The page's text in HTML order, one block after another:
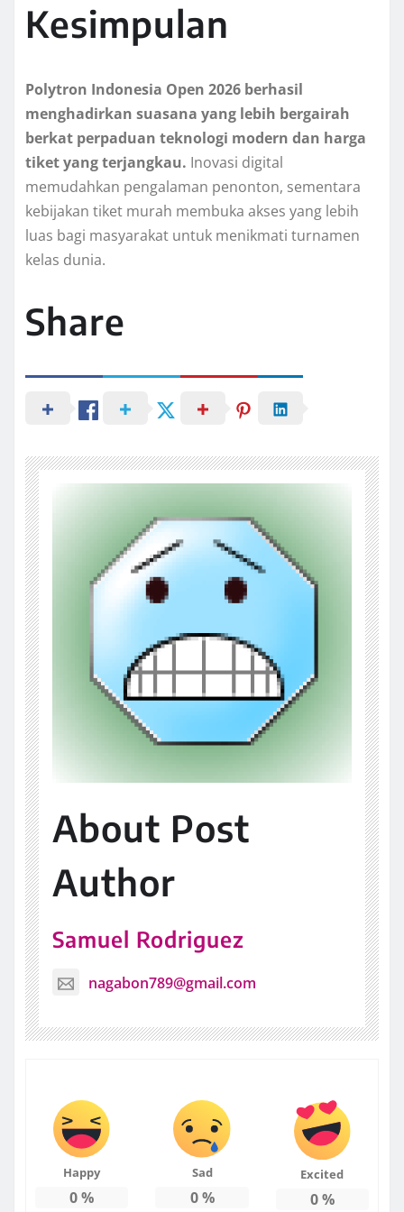
Kesimpulan
Polytron Indonesia Open 2026 berhasil
menghadirkan suasana yang lebih bergairah
berkat perpaduan teknologi modern dan harga
tiket yang terjangkau. Inovasi digital
memudahkan pengalaman penonton, sementara
kebijakan tiket murah membuka akses yang lebih
luas bagi masyarakat untuk menikmati turnamen
kelas dunia.
Share
About Post
Author
Samuel Rodriguez
nagabon789@gmail.com
Happy
0%
Sad
0%
Excited
0%